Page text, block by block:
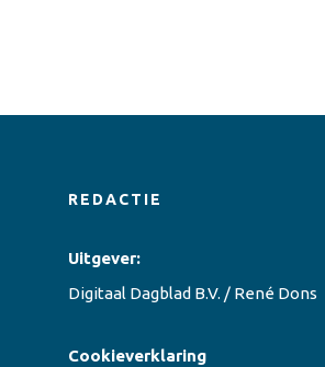
REDACTIE
Uitgever:
Digitaal Dagblad B.V. / René Dons
Cookieverklaring